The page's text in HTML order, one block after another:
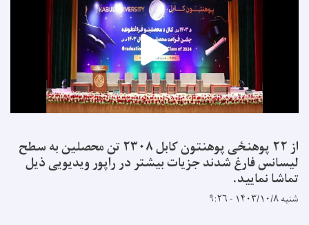
از ۲۲ پوهنځی پوهنتون کابل ۲۳۰۸ تن محصلین به سطح
لیسانس فارغ شدند جزیات بیشتر در راپور ویدیویی ذیل
تماشا نمایید.
شنبه ۱۴۰۳/۱۰/۸ - ۹:۲۶